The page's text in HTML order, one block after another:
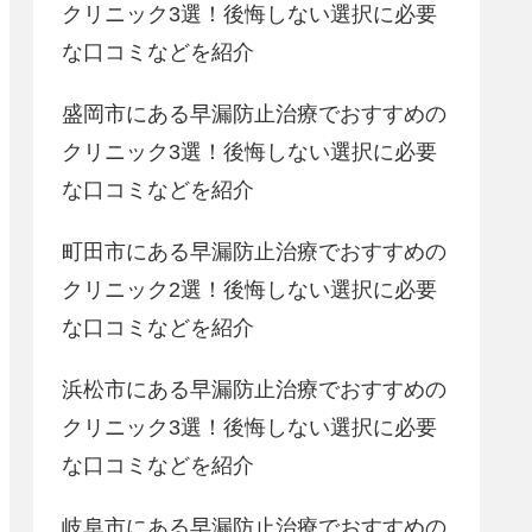
クリニック3選！後悔しない選択に必要
な口コミなどを紹介
盛岡市にある早漏防止治療でおすすめの
クリニック3選！後悔しない選択に必要
な口コミなどを紹介
町田市にある早漏防止治療でおすすめの
クリニック2選！後悔しない選択に必要
な口コミなどを紹介
浜松市にある早漏防止治療でおすすめの
クリニック3選！後悔しない選択に必要
な口コミなどを紹介
岐阜市にある早漏防止治療でおすすめの